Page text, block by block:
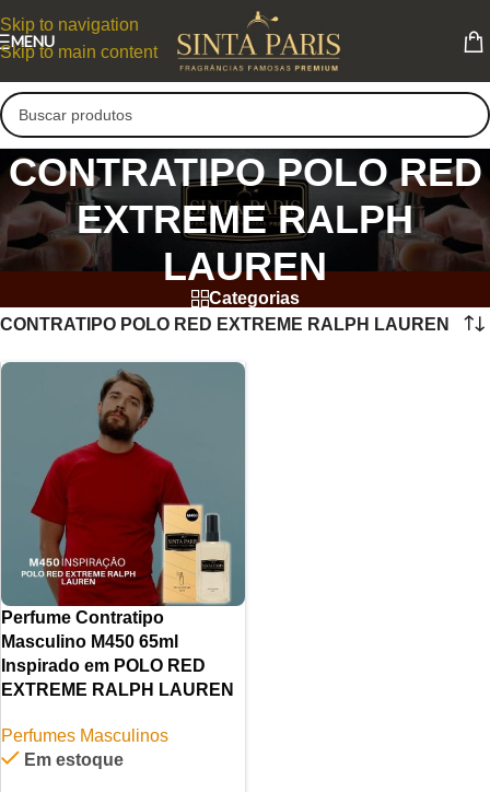
Skip to navigation
Skip to main content
MENU
CONTRATIPO POLO RED
EXTREME RALPH
LAUREN
Categorias
CONTRATIPO POLO RED EXTREME RALPH LAUREN
Perfume Contratipo
Masculino M450 65ml
Inspirado em POLO RED
EXTREME RALPH LAUREN
Perfumes Masculinos
Em estoque